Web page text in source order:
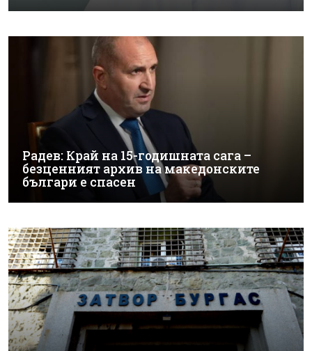
Радев: Край на 15-годишната сага –
безценният архив на македонските
българи е спасен